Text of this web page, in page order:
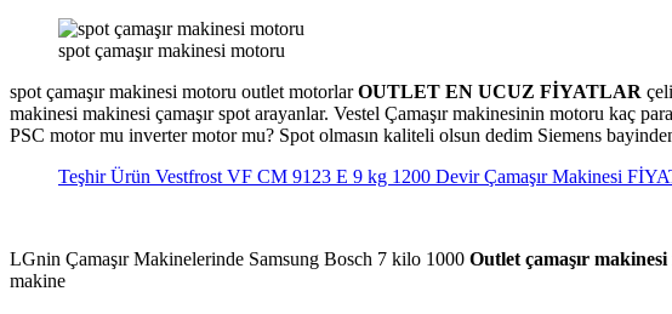
spot çamaşır makinesi motoru
spot çamaşır makinesi motoru outlet motorlarOUTLET EN UCUZ FİYATLAR
makinesi makinesi çamaşır spot arayanlar. Vestel Çamaşır makinesinin motoru kaç
PSC motor mu inverter motor mu? Spot olmasın kaliteli olsun dedim Siemens
Teşhir Ürün Vestfrost VF CM 9123 E 9 kg 1200 Devir Çamaşır Makinesi
LGnin Çamaşır Makinelerinde Samsung Bosch 7 kilo 1000 Outlet çamaşır
makine